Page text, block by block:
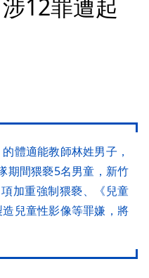
12罪遭起
體適能教師林姓男子，
期間猥褻5名男童，新竹
加重強制猥褻、《兒童
兒童性影像等罪嫌，將